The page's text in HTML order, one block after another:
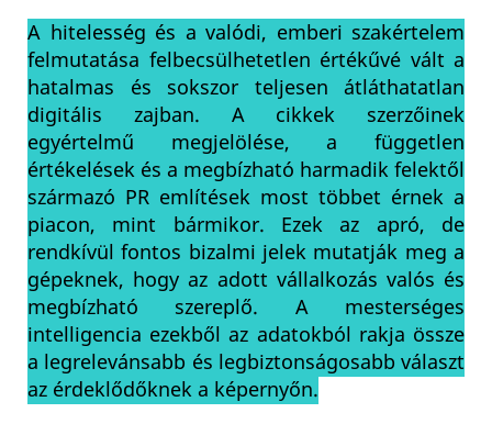
A hitelesség és a valódi, emberi szakértelem
felmutatása felbecsülhetetlen értékűvé vált a
hatalmas és sokszor teljesen átláthatatlan
digitális zajban. A cikkek szerzőinek
egyértelmű megjelölése, a független
értékelések és a megbízható harmadik felektől
származó PR említések most többet érnek a
piacon, mint bármikor. Ezek az apró, de
rendkívül fontos bizalmi jelek mutatják meg a
gépeknek, hogy az adott vállalkozás valós és
megbízható szereplő. A mesterséges
intelligencia ezekből az adatokból rakja össze
a legrelevánsabb és legbiztonságosabb választ
az érdeklődőknek a képernyőn.